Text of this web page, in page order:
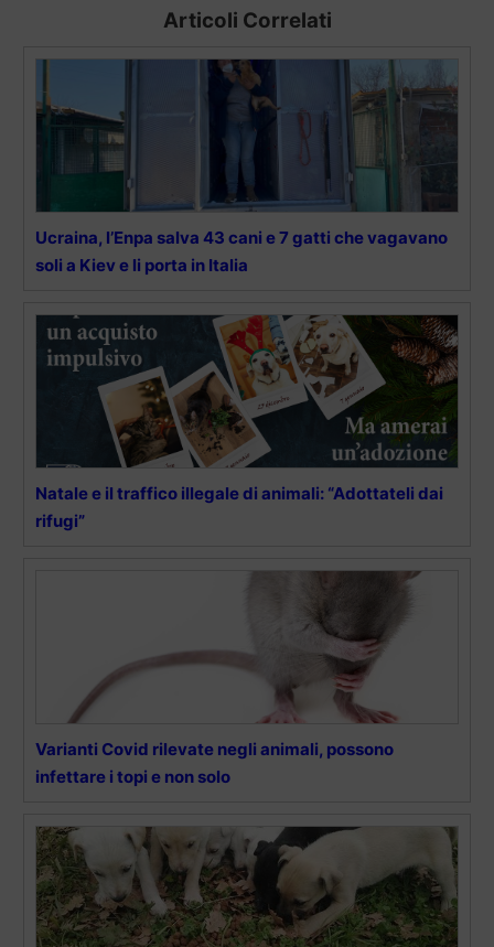
Articoli Correlati
Ucraina, l’Enpa salva 43 cani e 7 gatti che vagavano
soli a Kiev e li porta in Italia
Natale e il traffico illegale di animali: “Adottateli dai
rifugi”
Varianti Covid rilevate negli animali, possono
infettare i topi e non solo